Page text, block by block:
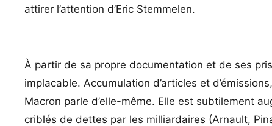
attirer l’attention d’Eric Stemmelen.
À partir de sa propre documentation et de ses
implacable. Accumulation d’articles et
Macron parle d’elle-même. Elle est subtilement
criblés de dettes par les milliardaires (Arnault,